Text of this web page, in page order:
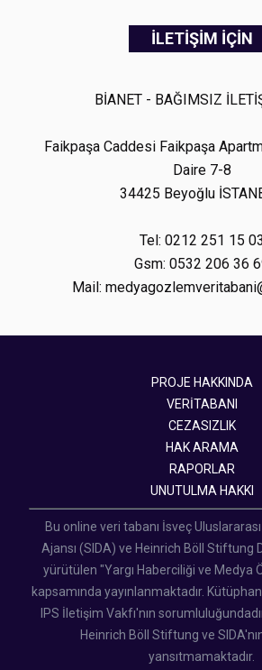
İLETİŞİM İÇİN
BİANET - BAĞIMSIZ
Faikpaşa Caddesi Faikpaşa
Daire 7-8
34425 Beyoğlu
Tel: 0212 251 15 03
Gsm: 0532 206 36
Mail:
PROJE HAKKINDA
VERİTABANI
CEZASIZLIK
HAK ARAMA
RAPORLAR
UNUTULMA HAKKI
Bu online veri tabanı İsveç
Ajansı (SIDA) ve Heinrich Böll Stiftung
yürütülen "Yargı Haberciliği ve Medya
kapsamında yayınlanmaktadır.
IPS İletişim Vakfı'nın
Heinrich Böll Stiftung ve
yansıtmamaktadır.